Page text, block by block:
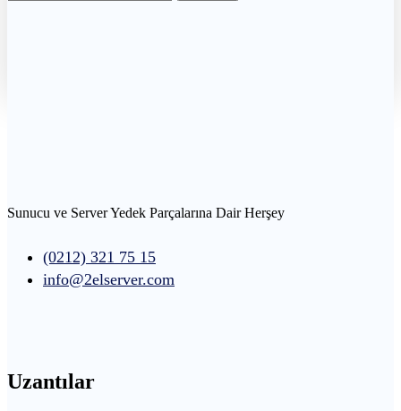
Sunucu ve Server Yedek Parçalarına Dair Herşey
(0212) 321 75 15
info@2elserver.com
Uzantılar